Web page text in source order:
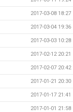
2017-03-08 18:27
2017-03-04 19:36
2017-03-03 10:28
2017-02-12 20:21
2017-02-07 20:42
2017-01-21 20:30
2017-01-17 21:41
2017-01-01 21:58